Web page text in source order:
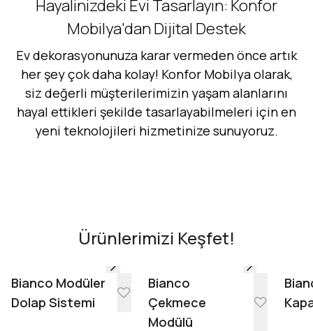
Hayalinizdeki Evi Tasarlayın: Konfor
Mobilya'dan Dijital Destek
Ev dekorasyonunuza karar vermeden önce artık
her şey çok daha kolay! Konfor Mobilya olarak,
siz değerli müşterilerimizin yaşam alanlarını
hayal ettikleri şekilde tasarlayabilmeleri için en
yeni teknolojileri hizmetinize sunuyoruz.
Evinde Gör + AR
Ürünlerimizi Keşfet!
Bianco Modüler
Dolap Sistemi
Bianco
Çekmece
Modülü